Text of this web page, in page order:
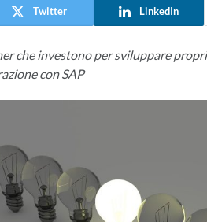
Twitter LinkedIn
che investono per sviluppare
con SAP